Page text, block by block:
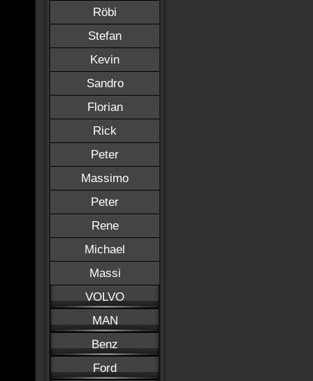
Röbi
Stefan
Kevin
Sandro
Florian
Rick
Peter
Massimo
Peter
Rene
Michael
Massi
VOLVO
MAN
Benz
Ford